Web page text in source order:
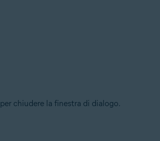
per chiudere la finestra di dialogo.